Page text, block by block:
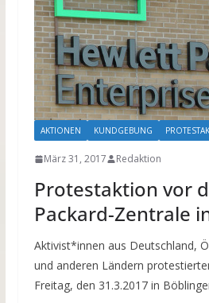
AKTIONEN KUNDGEBUNG
März 31, 2017 Redaktion
Protestaktion vor
Packard-Zentrale
Aktivist*innen aus Deutschland,
und anderen Ländern
Freitag, den 31.3.2017 in